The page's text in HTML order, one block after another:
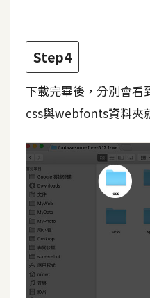
掛
實
電
商
o
o
C
o
m
m
e
r
Step4
下載完畢後，分別會看
css與webfonts資料夾